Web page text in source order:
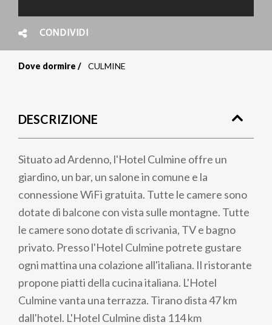
CONDIVIDI
pane
Dove dormire CULMINE
DESCRIZIONE
Situato ad Ardenno, l'Hotel Culmine offre un
giardino, un bar, un salone in comune e la
connessione WiFi gratuita. Tutte le camere sono
dotate di balcone con vista sulle montagne. Tutte
le camere sono dotate di scrivania, TV e bagno
privato. Presso l'Hotel Culmine potrete gustare
ogni mattina una colazione all'italiana. Il ristorante
propone piatti della cucina italiana. L'Hotel
Culmine vanta una terrazza. Tirano dista 47 km
dall'hotel. L'Hotel Culmine dista 114 km